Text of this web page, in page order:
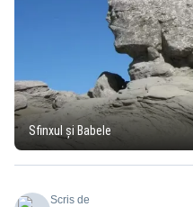
Sfinxul și Babele
Scris de